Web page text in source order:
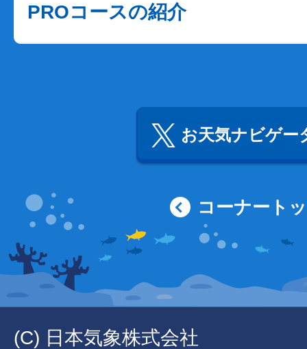
PROコースの紹介
お天気ナビゲー
コーナート
(C) 日本気象株式会社